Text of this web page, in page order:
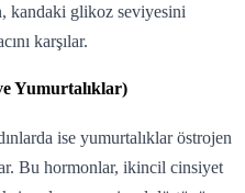
kandaki glikoz seviyesini
karşılar.
Yumurtalıklar)
ise yumurtalıklar östrojen
Bu hormonlar, ikincil cinsiyet